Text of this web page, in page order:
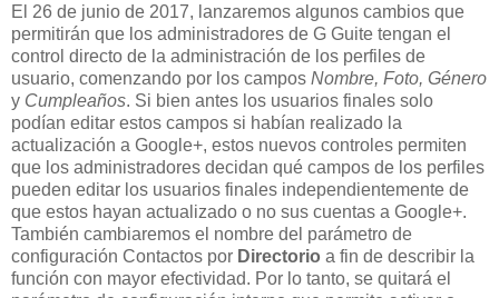
El 26 de junio de 2017, lanzaremos algunos cambios que
permitirán que los administradores de G Guite tengan el
control directo de la administración de los perfiles de
usuario, comenzando por los campos Nombre, Foto, Género
y Cumpleaños. Si bien antes los usuarios finales solo
podían editar estos campos si habían realizado la
actualización a Google+, estos nuevos controles permiten
que los administradores decidan qué campos de los perfiles
pueden editar los usuarios finales independientemente de
que estos hayan actualizado o no sus cuentas a Google+.
También cambiaremos el nombre del parámetro de
configuración Contactos por Directorio a fin de describir la
función con mayor efectividad. Por lo tanto, se quitará el